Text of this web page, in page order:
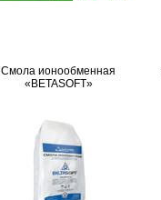
Cмола ионообменная
«BETASOFT»